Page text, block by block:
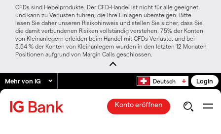
CFDs sind Hebelprodukte. Der CFD-Handel ist nicht für alle geeignet
und kann zu Verlusten führen, die Ihre Einlagen übersteigen. Bitte
lesen Sie daher unseren Risikohinweis und stellen Sie sicher, dass Sie
die damit verbundenen Risiken vollständig verstehen. 75% der Konten
von Kleinanlegern erleiden beim Handel mit CFDs Verluste, und bei
3.54 % der Konten von Kleinanlegern wurden in den letzten 12 Monaten
Positionen aufgrund von Margin Calls geschlossen.
Mehr von IG Deutsch Login
Konto eröffnen